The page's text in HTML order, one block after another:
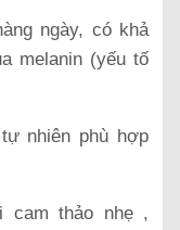
ngày, có khả
melanin (yếu tố
nhiên phù hợp
cam thảo nhẹ ,